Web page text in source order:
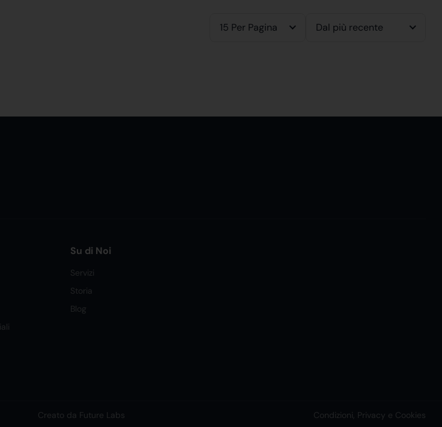
15 Per Pagina Dal più recente
Su di Noi
Servizi
Storia
Blog
Creato da Future Labs Condizioni, Privacy e Cookies